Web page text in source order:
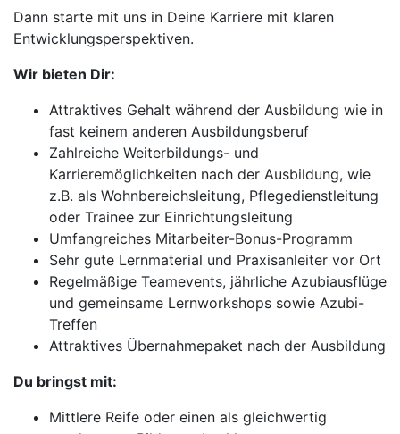
Dann starte mit uns in Deine Karriere mit klaren
Entwicklungsperspektiven.
Wir bieten Dir:
Attraktives Gehalt während der Ausbildung wie in
fast keinem anderen Ausbildungsberuf
Zahlreiche Weiterbildungs- und
Karrieremöglichkeiten nach der Ausbildung, wie
z.B. als Wohnbereichsleitung, Pflegedienstleitung
oder Trainee zur Einrichtungsleitung
Umfangreiches Mitarbeiter-Bonus-Programm
Sehr gute Lernmaterial und Praxisanleiter vor Ort
Regelmäßige Teamevents, jährliche Azubiausflüge
und gemeinsame Lernworkshops sowie Azubi-
Treffen
Attraktives Übernahmepaket nach der Ausbildung
Du bringst mit:
Mittlere Reife oder einen als gleichwertig